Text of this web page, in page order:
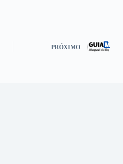
PRÓXIMO